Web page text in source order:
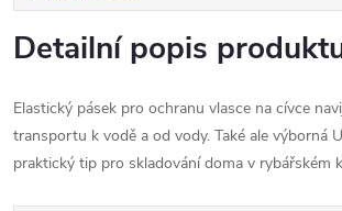
Detailní popis
Elastický pásek pro ochranu vlasce na cívce
transportu k vodě a od vody. Také ale výborná
praktický tip pro skladování doma v rybářském